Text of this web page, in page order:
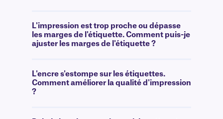
L'impression est trop proche ou dépasse
les marges de l'étiquette. Comment puis-je
ajuster les marges de l'étiquette ?
L'encre s'estompe sur les étiquettes.
Comment améliorer la qualité d'impression
?